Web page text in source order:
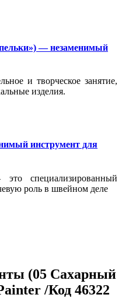
— незаменимый
и творческое занятие,
изделия.
инструмент для
специализированный
роль в швейном деле
(05 Сахарный
/Код 46322